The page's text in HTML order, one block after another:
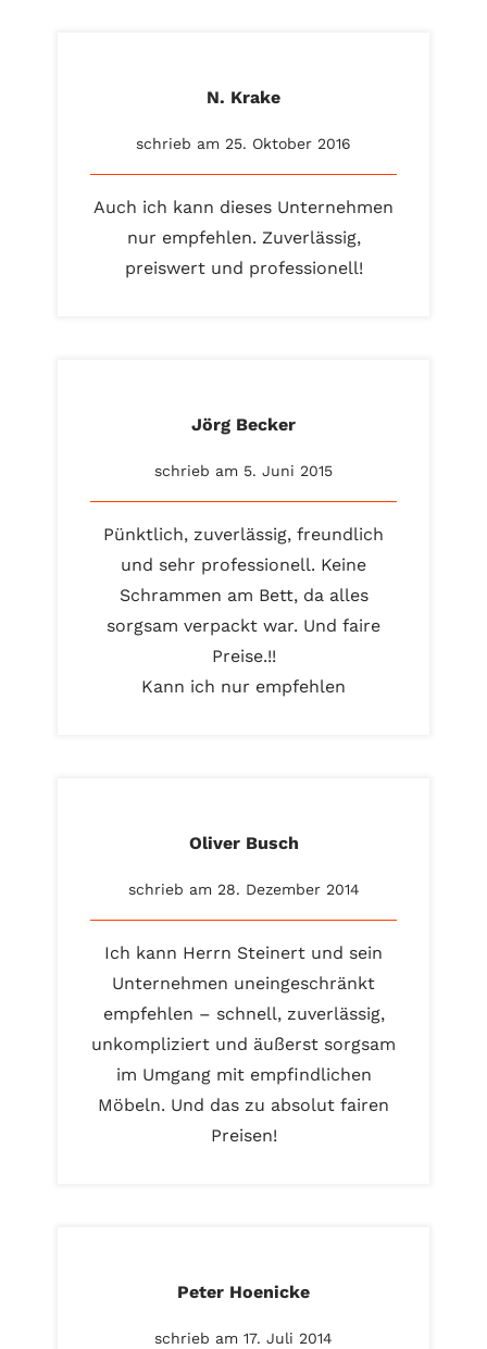
N. Krake
schrieb am 25. Oktober 2016
Auch ich kann dieses Unternehmen
nur empfehlen. Zuverlässig,
preiswert und professionell!
Jörg Becker
schrieb am 5. Juni 2015
Pünktlich, zuverlässig, freundlich
und sehr professionell. Keine
Schrammen am Bett, da alles
sorgsam verpackt war. Und faire
Preise.!!
Kann ich nur empfehlen
Oliver Busch
schrieb am 28. Dezember 2014
Ich kann Herrn Steinert und sein
Unternehmen uneingeschränkt
empfehlen – schnell, zuverlässig,
unkompliziert und äußerst sorgsam
im Umgang mit empfindlichen
Möbeln. Und das zu absolut fairen
Preisen!
Peter Hoenicke
schrieb am 17. Juli 2014